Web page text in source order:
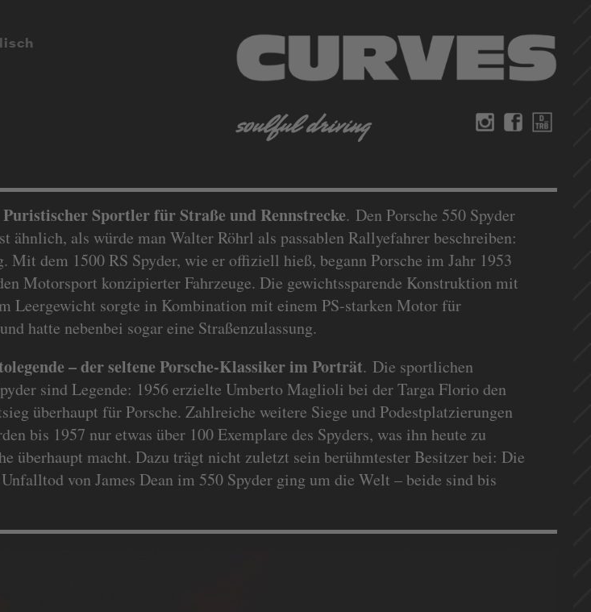
Puristischer Sportler für Straße und Rennstrecke. Den Porsche 550 Spyder
ähnlich, als würde man Walter Röhrl als passablen Rallyefahrer beschreiben:
Mit dem 1500 RS Spyder, wie er offiziell hieß, begann Porsche im Jahr 1953
Motorsport konzipierter Fahrzeuge. Die gewichtssparende Konstruktion mit
Leergewicht sorgte in Kombination mit einem PS-starken Motor für
hatte nebenbei sogar eine Straßenzulassung.
– der seltene Porsche-Klassiker im Porträt. Die sportlichen
sind Legende: 1956 erzielte Umberto Maglioli bei der Targa Florio den
überhaupt für Porsche. Zahlreiche weitere Siege und Podestplatzierungen
bis 1957 nur etwas über 100 Exemplare des Spyders, was ihn heute zu
überhaupt macht. Dazu trägt nicht zuletzt sein berühmtester Besitzer bei: Die
von James Dean im 550 Spyder ging um die Welt – beide sind bis